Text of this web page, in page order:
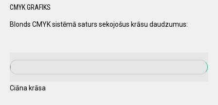
CMYK GRAFIKS
Blonds CMYK sistēmā saturs sekojošus krāsu daudzumus:
Ciāna krāsa